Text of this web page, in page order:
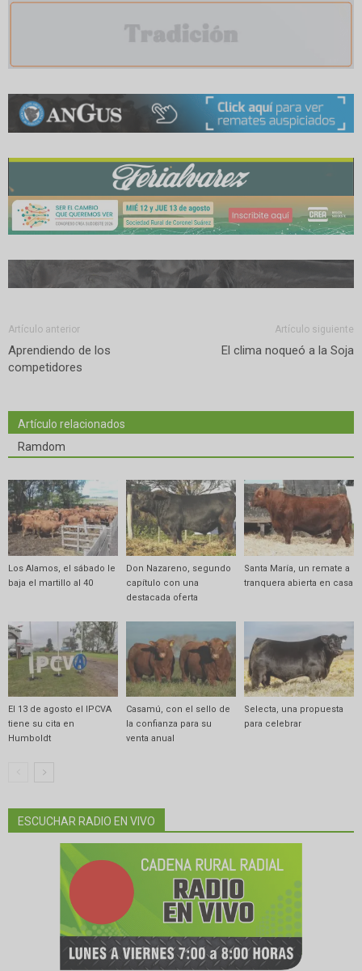
Artículo anterior
Aprendiendo de los
competidores
Artículo siguiente
El clima noqueó a la Soja
Artículo relacionados
Ramdom
Los Alamos, el sábado le
baja el martillo al 40
Don Nazareno, segundo
capítulo con una
destacada oferta
Santa María, un remate a
tranquera abierta en casa
El 13 de agosto el IPCVA
tiene su cita en
Humboldt
Casamú, con el sello de
la confianza para su
venta anual
Selecta, una propuesta
para celebrar
ESCUCHAR RADIO EN VIVO